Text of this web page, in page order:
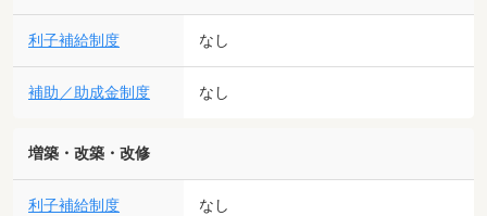
利子補給制度 なし
補助／助成金制度 なし
増築・改築・改修
利子補給制度 なし